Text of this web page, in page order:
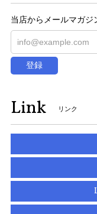
当店からメールマガジ
登録
Link リンク